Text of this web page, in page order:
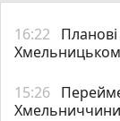
16:22
Планові
15:26